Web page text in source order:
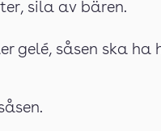
sila av bären.
gelé, såsen ska